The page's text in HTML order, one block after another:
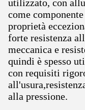
utilizzato, con
come
proprietà
forte resistenza
meccanica e
quindi è spesso
con requisiti
alla pressione.